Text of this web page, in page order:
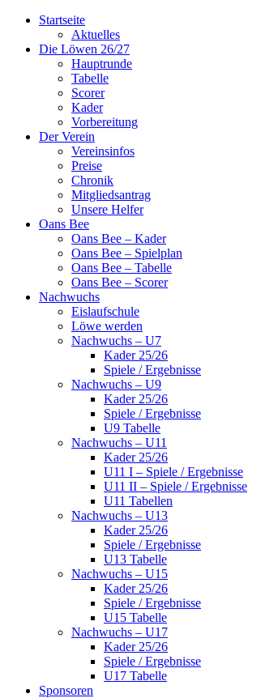
Startseite
Aktuelles
Die Löwen 26/27
Hauptrunde
Tabelle
Scorer
Kader
Vorbereitung
Der Verein
Vereinsinfos
Preise
Chronik
Mitgliedsantrag
Unsere Helfer
Oans Bee
Oans Bee – Kader
Oans Bee – Spielplan
Oans Bee – Tabelle
Oans Bee – Scorer
Nachwuchs
Eislaufschule
Löwe werden
Nachwuchs – U7
Kader 25/26
Spiele / Ergebnisse
Nachwuchs – U9
Kader 25/26
Spiele / Ergebnisse
U9 Tabelle
Nachwuchs – U11
Kader 25/26
U11 I – Spiele / Ergebnisse
U11 II – Spiele / Ergebnisse
U11 Tabellen
Nachwuchs – U13
Kader 25/26
Spiele / Ergebnisse
U13 Tabelle
Nachwuchs – U15
Kader 25/26
Spiele / Ergebnisse
U15 Tabelle
Nachwuchs – U17
Kader 25/26
Spiele / Ergebnisse
U17 Tabelle
Sponsoren